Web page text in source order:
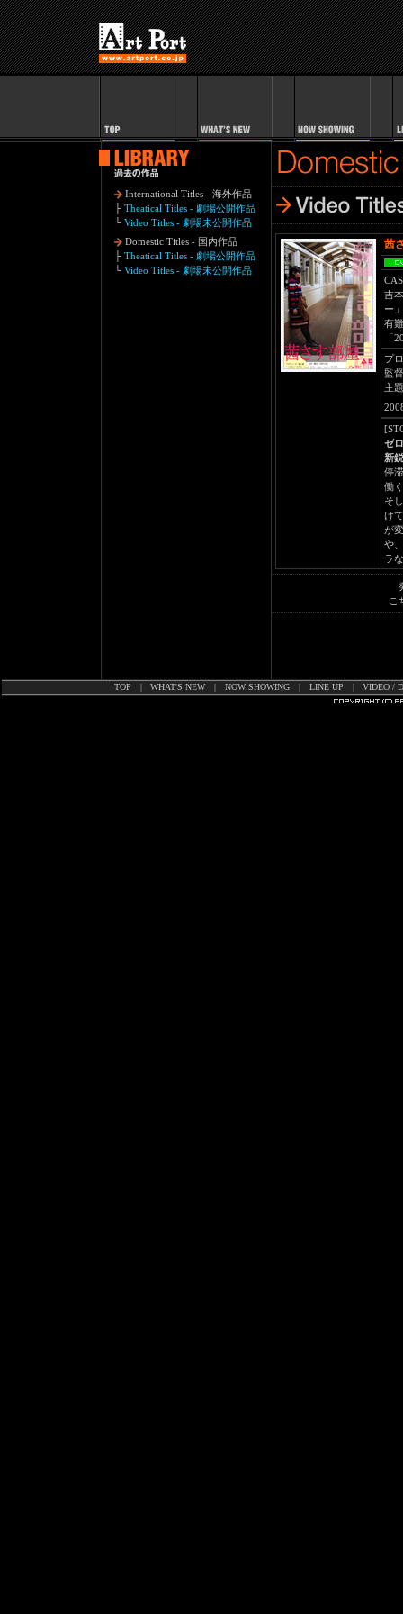
International Titles - 海外作品
├ Theatical Titles - 劇場公開作品
└ Video Titles - 劇場未公開作品
Domestic Titles - 国内作品
├ Theatical Titles - 劇場公開作品
└ Video Titles - 劇場未公開作品
茜
吉
ー
有
「
プ
監
主
ゼ
新
停
働
そ
け
が
や
ラ
こ
TOP WHAT'S NEW| NOW SHOWING| LINE UP VIDEO /